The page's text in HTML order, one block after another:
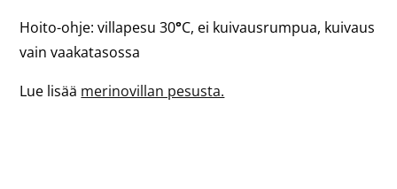
Hoito-ohje: villapesu 30°C, ei kuivausrumpua, kuivaus
vain vaakatasossa
Lue lisää merinovillan pesusta.